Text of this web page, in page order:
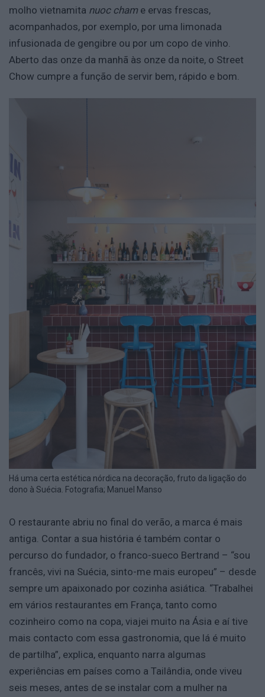
molho vietnamita nuoc cham e ervas frescas,
acompanhados, por exemplo, por uma limonada
infusionada de gengibre ou por um copo de vinho.
Aberto das onze da manhã às onze da noite, o Street
Chow cumpre a função de servir bem, rápido e bom.
Há uma certa estética nórdica na decoração, fruto da ligação do
dono à Suécia. Fotografia; Manuel Manso
O restaurante abriu no final do verão, a marca é mais
antiga. Contar a sua história é também contar o
percurso do fundador, o franco-sueco Bertrand – “sou
francês, vivi na Suécia, sinto-me mais europeu” – desde
sempre um apaixonado por cozinha asiática. “Trabalhei
em vários restaurantes em França, tanto como
cozinheiro como na copa, viajei muito na Ásia e aí tive
mais contacto com essa gastronomia, que lá é muito
de partilha”, explica, enquanto narra algumas
experiências em países como a Tailândia, onde viveu
seis meses, antes de se instalar com a mulher na